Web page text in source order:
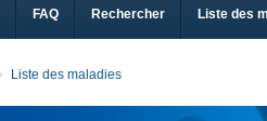
FAQ Rechercher Liste des
Liste des maladies